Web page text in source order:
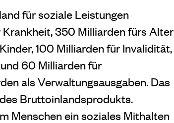
für soziale Leistungen
350 Milliarden fürs Alter
100 Milliarden für Invalidität,
60 Milliarden für
als Verwaltungsausgaben. Das
Bruttoinlandsprodukts.
Menschen ein soziales Mithalten